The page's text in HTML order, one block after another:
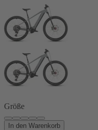
Größe
In den Warenkorb